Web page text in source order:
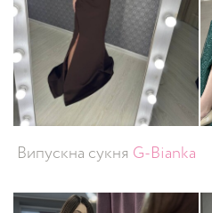
Випускна сукня G-Bianka